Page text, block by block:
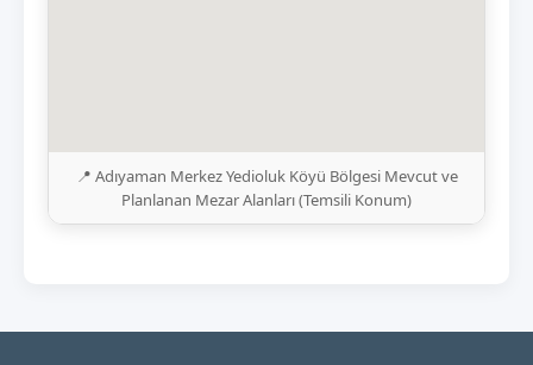
📍 Adıyaman Merkez Yedioluk Köyü Bölgesi Mevcut ve
Planlanan Mezar Alanları (Temsili Konum)